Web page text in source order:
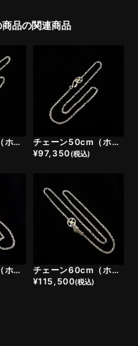
商品の関連商品
チェーン60cm（ホイール小＋イーグルヘッドフック）
チェーン50cm（ホイール小＋イーグルヘッドフック）
¥97,350(税込)
チェーン50cm（ホイール小＋ヤングイーグルフック）
チェーン60cm（ホイール小＋ヤングイーグルフック）
¥115,500(税込)